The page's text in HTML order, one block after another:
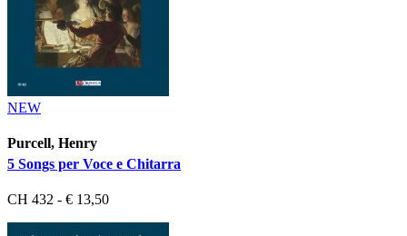
NEW
Purcell, Henry
5 Songs per Voce e Chitarra
CH 432 - € 13,50